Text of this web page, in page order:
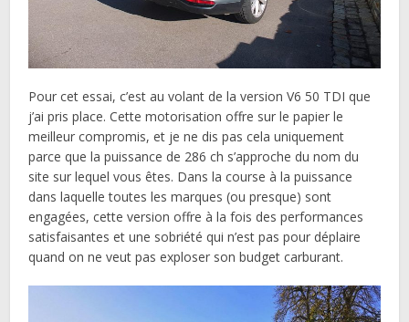
Pour cet essai, c’est au volant de la version V6 50 TDI que
j’ai pris place. Cette motorisation offre sur le papier le
meilleur compromis, et je ne dis pas cela uniquement
parce que la puissance de 286 ch s’approche du nom du
site sur lequel vous êtes. Dans la course à la puissance
dans laquelle toutes les marques (ou presque) sont
engagées, cette version offre à la fois des performances
satisfaisantes et une sobriété qui n’est pas pour déplaire
quand on ne veut pas exploser son budget carburant.